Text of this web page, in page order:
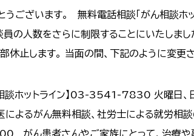
ございます。 無料電話相談「がん相談ホッ
人数をさらに制限することにいたしまし
休止します。 当面の間、下記のように変更
ホットライン】03-3541-7830 火曜日、日
よるがん無料相談、社労士による就労
がん患者さんやご家族にとって、治療